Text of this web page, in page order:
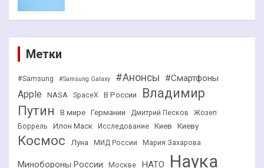
Метки
#Samsung #Samsung Galaxy #Анонсы #Смартфоны
Apple NASA SpaceX В России
Владимир
Путин
В мире Германии Дмитрий Песков
Жозеп
Боррель
Илон Маск Исследование Киев Киеву
Космос Луна МИД России Мария Захарова
Минобороны России Москве НАТО Наука